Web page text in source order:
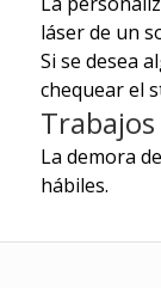
láser de un
Si se desea
chequear el
La demora
hábiles.